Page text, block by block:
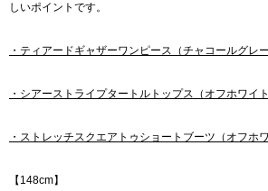
しいポイントです。
・ティアードギャザーワンピース（チャコールグレー
・シアーストライプタートルトップス（オフホワイト
・ストレッチスクエアトゥショートブーツ（オフホワ
【148cm】